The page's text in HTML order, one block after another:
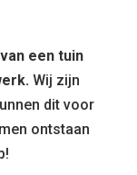
een tuin
Wij zijn
dit voor
ontstaan